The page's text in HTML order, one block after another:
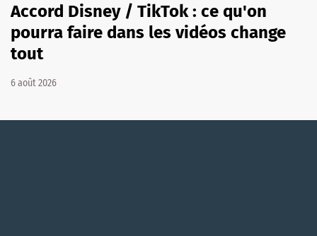
Accord Disney / TikTok : ce qu'on
pourra faire dans les vidéos change
tout
6 août 2026